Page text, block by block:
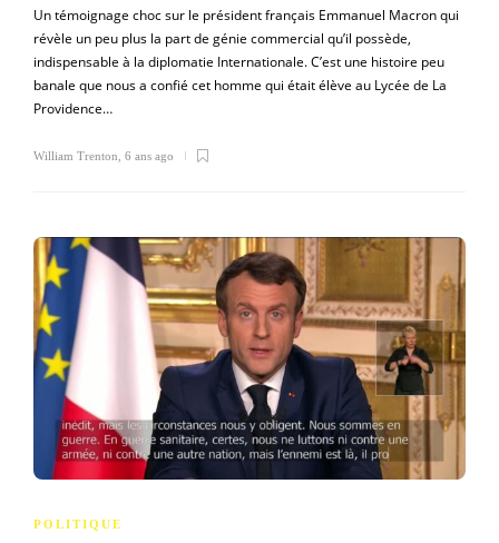
Un témoignage choc sur le président français Emmanuel Macron qui
révèle un peu plus la part de génie commercial qu’il possède,
indispensable à la diplomatie Internationale. C’est une histoire peu
banale que nous a confié cet homme qui était élève au Lycée de La
Providence…
William Trenton 6 ans ago
POLITIQUE